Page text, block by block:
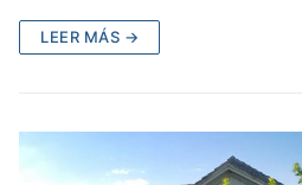
LEER MÁS →